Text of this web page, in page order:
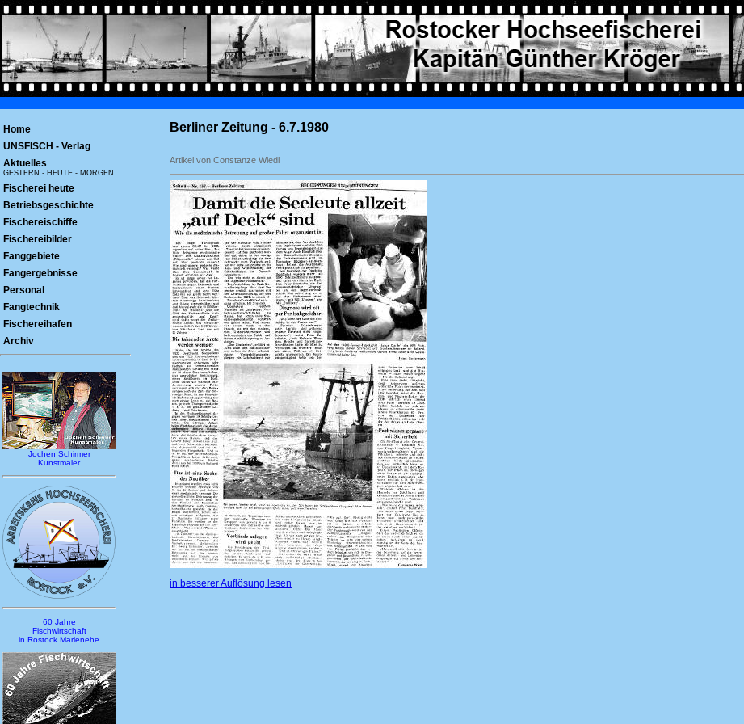
Home
UNSFISCH - Verlag
Aktuelles
GESTERN - HEUTE - MORGEN
Fischerei heute
Betriebsgeschichte
Fischereischiffe
Fischereibilder
Fanggebiete
Fangergebnisse
Personal
Fangtechnik
Fischereihafen
Archiv
Jochen Schirmer
Kunstmaler
60 Jahre
Fischwirtschaft
in Rostock Marienehe
Berliner Zeitung - 6.7.1980
Artikel von Constanze Wiedl
in besserer Auflösung lesen